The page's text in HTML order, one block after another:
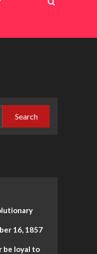
Search
16, 1857
be loyal to